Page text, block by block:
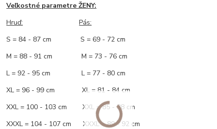
Veľkostné parametre ŽENY:
Hruď:
Pás:
S = 84 - 87 cm S = 69 - 72 cm
M = 88 - 91 cm M = 73 - 76 cm
L = 92 - 95 cm L = 77 - 80 cm
XL = 96 - 99 cm XL = 81 - 84 cm
XXL = 100 - 103 cm XXL = 85 - 88 cm
XXXL = 104 - 107 cm XXXL = 89 - 92 cm